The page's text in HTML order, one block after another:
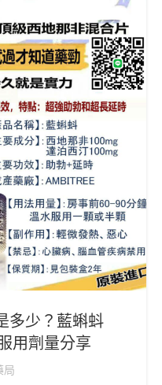
多少？藍蝌蚪
用劑量分享
局